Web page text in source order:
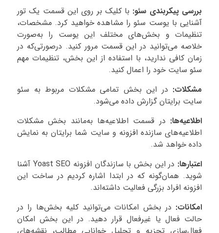
بررسی پیکربندی سئو: با کلیک بر روی این قسمت یک تور
آشنایی با یوست سئو را مشاهده خواهید کرد. مشخصات،
تنظیمات و بخش‌های مختلف این یوست را به‌صورت
خلاصه می‌توانید در این قسمت مرور کنید. درصورتی‌که در
زمان کافی ندارید، با استفاده از این بخش، تنظیمات مهم
سئو سایت‌ خود را اعمال کنید.
مشکلات: در این بخش تمامی مشکلات مربوط به سئو
سایت برایتان گزارش داده می‌شود.
اطلاعیه‌ها: در قسمت اطلاعیه‌ها به‌مانند بخش مشکلات
اطلاعیه‌های سازنده افزونه و سایت شما برایتان به نمایش
داده خواهد شد.
اعتبارها:
در این بخش با سازندگان افزونه Yoast SEO آشنا
شوید. همان‌گونه که در ابتدا اشاره کردیم در ساخت این
افزونه افراد بزرگی فعالیت داشته‌اند.
امکانات: در بخش امکانات می‌توانید کلیه بخش‌ها را در
حالت فعال یا غیرفعال قرار دهید. در این بخش امکان